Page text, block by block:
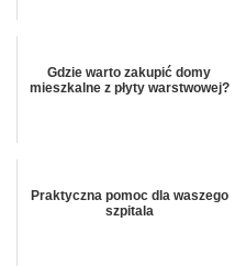
Gdzie warto zakupić domy
mieszkalne z płyty warstwowej?
Praktyczna pomoc dla waszego
szpitala